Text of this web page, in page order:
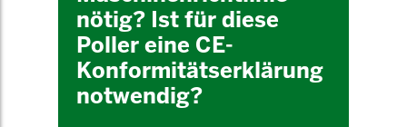
nötig? Ist für diese
Poller eine CE-
Konformitätserklärung
notwendig?